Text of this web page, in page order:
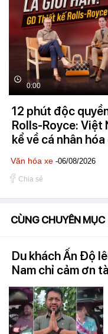
0:00
12 phút độc
Rolls-Royce: Việt
kể về cá nhân
Văn hóa xe -06/08/2026
Chia sẻ
CÙNG CHUYÊN MỤC
Du khách Ấn Độ
Nam chỉ cảm ơn